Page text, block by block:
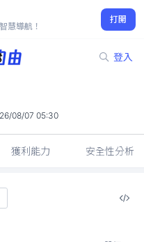
慧導航！
打開
登入
08/07 05:30
獲利能力 安全性分析